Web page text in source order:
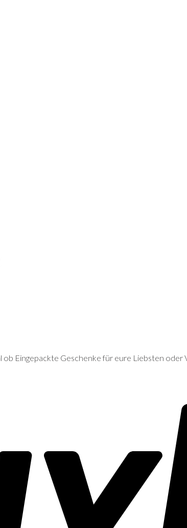
Eingepackte Geschenke für eure Liebsten